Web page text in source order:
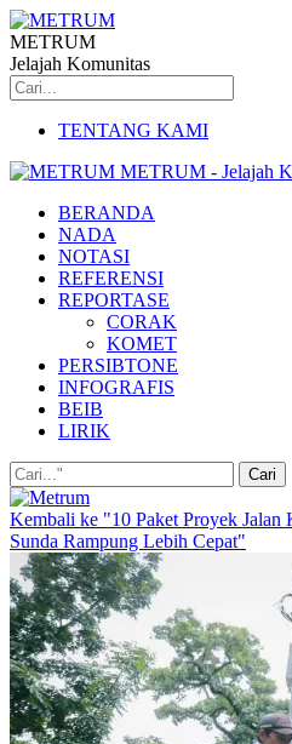
METRUM
Jelajah Komunitas
TENTANG KAMI
METRUM - Jelajah
BERANDA
NADA
NOTASI
REFERENSI
REPORTASE
CORAK
KOMET
PERSIBTONE
INFOGRAFIS
BEIB
LIRIK
Kembali ke "10 Paket Proyek Jalan
Sunda Rampung Lebih Cepat"